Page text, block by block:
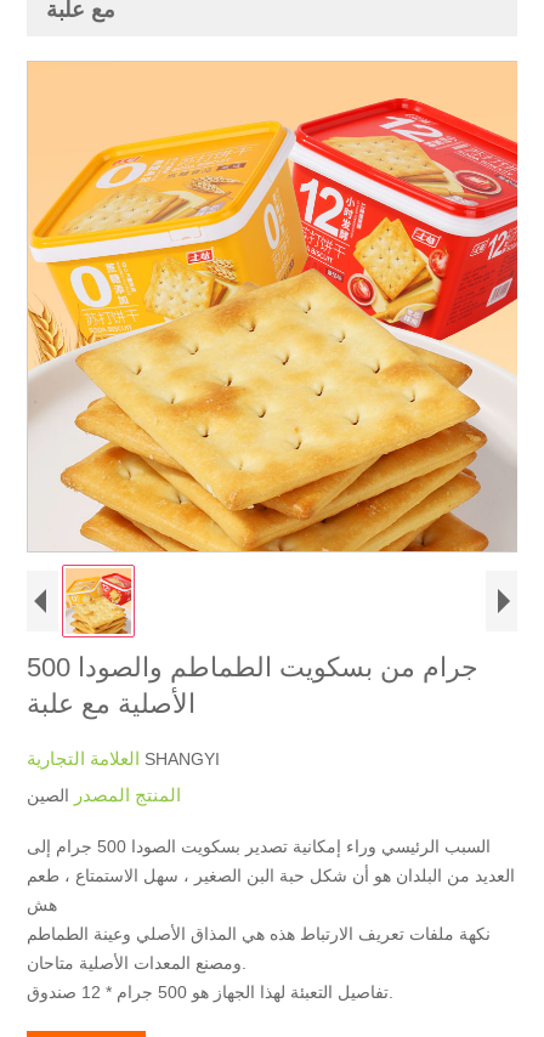
مع علبة
500 جرام من بسكويت الطماطم والصودا
الأصلية مع علبة
SHANGYI
المنتج المصدر الصين
السبب الرئيسي وراء إمكانية تصدير بسكويت الصودا 500 جرام إلى
العديد من البلدان هو أن شكل حبة البن الصغير ، سهل الاستمتاع ، طعم
هش
نكهة ملفات تعريف الارتباط هذه هي المذاق الأصلي وعينة الطماطم